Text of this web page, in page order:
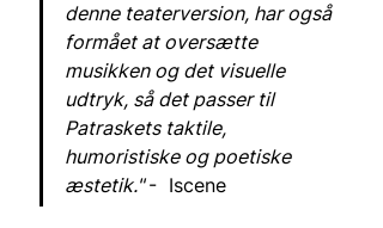
denne teaterversion, har også
formået at oversætte
musikken og det visuelle
udtryk, så det passer til
Patraskets taktile,
humoristiske og poetiske
æstetik." -  Iscene